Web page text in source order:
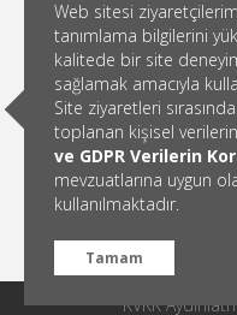
Web sitesi
tanımlama bilgilerini
kalitede bir site
sağlamak amacıyla
Site ziyaretleri sırasında
toplanan kişisel
ve GDPR Verilerin
mevzuatlarına uygun
kullanılmaktadır.
Tamam
Satan
Pimak
KVKK